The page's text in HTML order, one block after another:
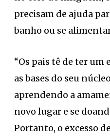
precisam de ajuda
banho ou se
“Os pais tê de ter um
as bases do seu
aprendendo a
novo lugar e se
Portanto, o excesso